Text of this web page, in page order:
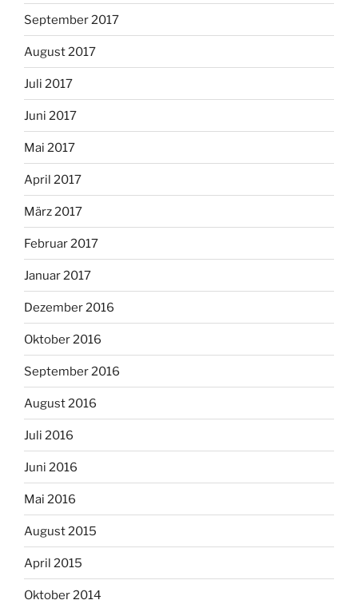
September 2017
August 2017
Juli 2017
Juni 2017
Mai 2017
April 2017
März 2017
Februar 2017
Januar 2017
Dezember 2016
Oktober 2016
September 2016
August 2016
Juli 2016
Juni 2016
Mai 2016
August 2015
April 2015
Oktober 2014